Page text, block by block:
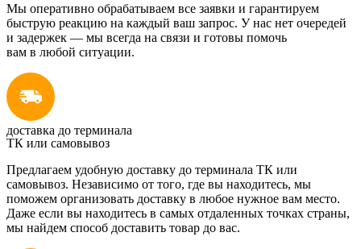
Мы оперативно обрабатываем все заявки и гарантируем
быструю реакцию на каждый ваш запрос. У нас нет очередей
и задержек — мы всегда на связи и готовы помочь
вам в любой ситуации.
доставка до терминала
ТК или самовывоз
Предлагаем удобную доставку до терминала ТК или
самовывоз. Независимо от того, где вы находитесь, мы
поможем организовать доставку в любое нужное вам место.
Даже если вы находитесь в самых отдаленных точках страны,
мы найдем способ доставить товар до вас.